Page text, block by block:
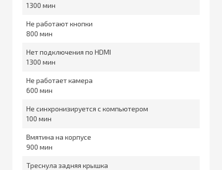
1300
Не работают кнопки
800
Нет подключения по HDMI
1300
Не работает камера
600
Не синхронизируется с компьютером
100
Вмятина на корпусе
900
Треснула задняя крышка